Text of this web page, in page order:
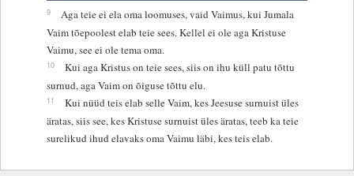
9
Aga teie ei ela oma loomuses, vaid Vaimus, kui Jumala
Vaim tõepoolest elab teie sees. Kellel ei ole aga Kristuse
Vaimu, see ei ole tema oma.
10
Kui aga Kristus on teie sees, siis on ihu küll patu tõttu
surnud, aga Vaim on õiguse tõttu elu.
11
Kui nüüd teis elab selle Vaim, kes Jeesuse surnuist üles
äratas, siis see, kes Kristuse surnuist üles äratas, teeb ka teie
surelikud ihud elavaks oma Vaimu läbi, kes teis elab.